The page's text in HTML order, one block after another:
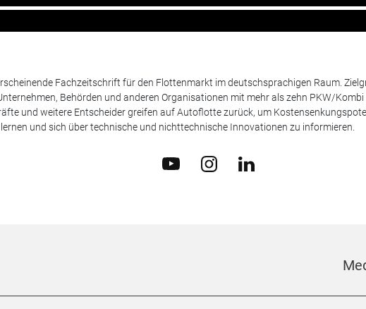
Fachzeitschrift für den Flottenmarkt im deutschsprachigen Raum.
Behörden und anderen Organisationen mit mehr als zehn PKW/
und weitere Entscheider greifen auf Autoflotte zurück, um
und sich über technische und nichttechnische Innovationen zu informieren.